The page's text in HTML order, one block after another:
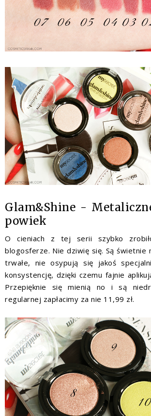
Glam&Shine -
powiek
O cieniach z tej serii szybko
blogosferze. Nie dziwię się. Są świetnie
trwałe, nie osypują się jakoś
konsystencję, dzięki czemu fajnie
Przepięknie się mienią no i są
regularnej zapłacimy za nie 11,99 zł.